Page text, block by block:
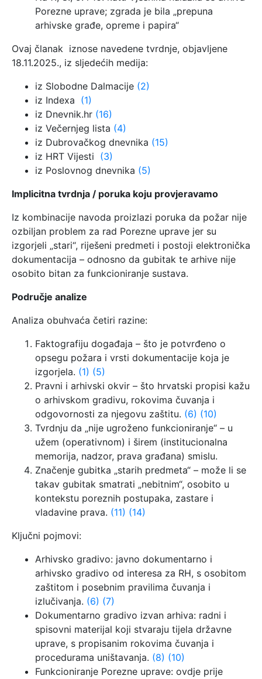
Porezne uprave; zgrada je bila „prepuna
arhivske građe, opreme i papira“
Ovaj članak iznose navedene tvrdnje, objavljene
18.11.2025., iz sljedećih medija:
iz Slobodne Dalmacije (2)
iz Indexa (1)
iz Dnevnik.hr (16)
iz Večernjeg lista (4)
iz Dubrovačkog dnevnika (15)
iz HRT Vijesti (3)
iz Poslovnog dnevnika (5)
Implicitna tvrdnja / poruka koju provjeravamo
Iz kombinacije navoda proizlazi poruka da požar nije
ozbiljan problem za rad Porezne uprave jer su
izgorjeli „stari“, riješeni predmeti i postoji elektronička
dokumentacija – odnosno da gubitak te arhive nije
osobito bitan za funkcioniranje sustava.
Područje analize
Analiza obuhvaća četiri razine:
Faktografiju događaja – što je potvrđeno o
opsegu požara i vrsti dokumentacije koja je
izgorjela. (1) (5)
Pravni i arhivski okvir – što hrvatski propisi kažu
o arhivskom gradivu, rokovima čuvanja i
odgovornosti za njegovu zaštitu. (6) (10)
Tvrdnju da „nije ugroženo funkcioniranje“ – u
užem (operativnom) i širem (institucionalna
memorija, nadzor, prava građana) smislu.
Značenje gubitka „starih predmeta“ – može li se
takav gubitak smatrati „nebitnim“, osobito u
kontekstu poreznih postupaka, zastare i
vladavine prava. (11) (14)
Ključni pojmovi:
Arhivsko gradivo: javno dokumentarno i
arhivsko gradivo od interesa za RH, s osobitom
zaštitom i posebnim pravilima čuvanja i
izlučivanja. (6) (7)
Dokumentarno gradivo izvan arhiva: radni i
spisovni materijal koji stvaraju tijela državne
uprave, s propisanim rokovima čuvanja i
procedurama uništavanja. (8) (10)
Funkcioniranje Porezne uprave: ovdje prije